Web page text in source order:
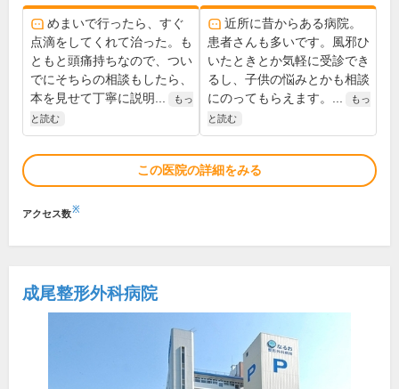
めまいで行ったら、すぐ
点滴をしてくれて治った。も
ともと頭痛持ちなので、つい
でにそちらの相談もしたら、
本を見せて丁寧に説明...
もっ
と読む
近所に昔からある病院。
患者さんも多いです。風邪ひ
いたときとか気軽に受診でき
るし、子供の悩みとかも相談
にのってもらえます。...
もっ
と読む
この医院の詳細をみる
アクセス数※
成尾整形外科病院